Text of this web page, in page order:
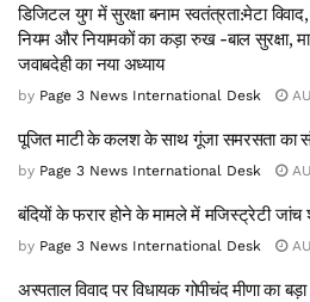
डिजिटल युग में सुरक्षा बनाम स्वतंत्रता:मेटा
नियम और नियामकों का कड़ा रुख -बाल सुरक्षा,
जवाबदेही का नया अध्याय
by Page 3 News International Desk
पूजित माटी के कलश के साथ गूंजा समरसता का
by Page 3 News International Desk
बंदियों के फरार होने के मामले में मजिस्ट्रेटी
by Page 3 News International Desk
अस्पताल विवाद पर विधायक गोपीचंद मीणा का